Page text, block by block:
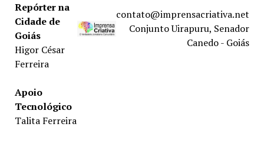
Repórter na
Cidade de
Goiás
Higor César
Ferreira
Apoio
Tecnológico
Talita Ferreira
contato@imprensacriativa.net
Conjunto Uirapuru, Senador
Canedo - Goiás